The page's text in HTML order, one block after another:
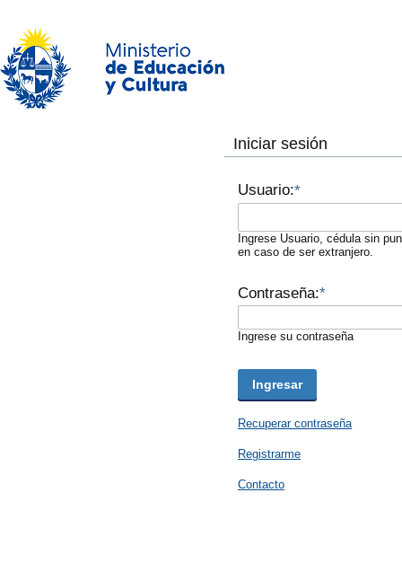
Iniciar sesión
Usuario:*
Ingrese Usuario, cédula sin
en caso de ser extranjero.
Contraseña:*
Ingrese su contraseña
Ingresar
Recuperar contraseña
Registrarme
Contacto